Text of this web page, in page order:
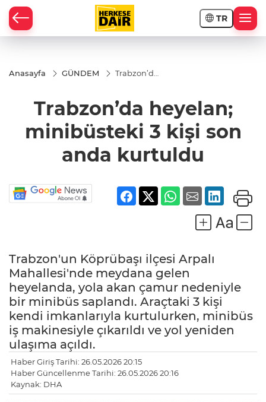
TR
Anasayfa GÜNDEM
Trabzon’da
3 kişi son
anda
Trabzon’da heyelan;
minibüsteki 3 kişi son
anda kurtuldu
Trabzon'un Köprübaşı ilçesi Arpalı
Mahallesi'nde meydana gelen
heyelanda, yola akan çamur nedeniyle
bir minibüs saplandı. Araçtaki 3 kişi
kendi imkanlarıyla kurtulurken, minibüs
iş makinesiyle çıkarıldı ve yol yeniden
ulaşıma açıldı.
Haber Giriş Tarihi: 26.05.2026 20:15
Haber Güncellenme Tarihi: 26.05.2026 20:16
Kaynak: DHA